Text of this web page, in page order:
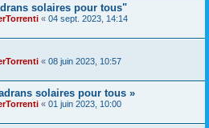
solaires pour tous"
« 04 sept. 2023, 14:14
« 08 juin 2023, 10:57
solaires pour tous »
« 01 juin 2023, 10:00